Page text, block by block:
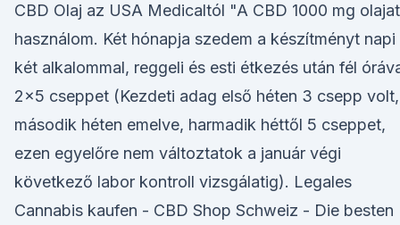
CBD Olaj az USA Medicaltól "A CBD 1000 mg olajat
használom. Két hónapja szedem a készítményt napi
két alkalommal, reggeli és esti étkezés után fél
2x5 cseppet (Kezdeti adag első héten 3 csepp
második héten emelve, harmadik héttől 5 cseppet,
ezen egyelőre nem változtatok a január végi
következő labor kontroll vizsgálatig). Legales
Cannabis kaufen - CBD Shop Schweiz - Die besten